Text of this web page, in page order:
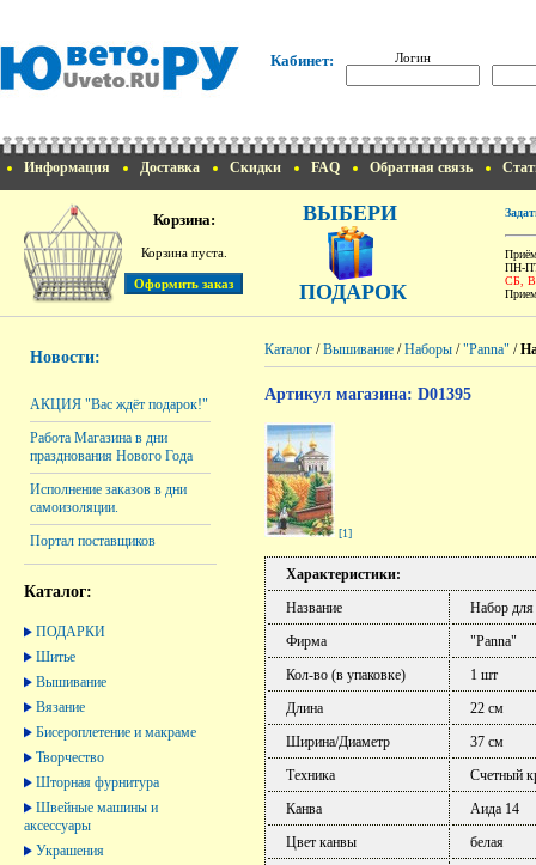
Кабинет: Логин
Информация Доставка Скидки FAQ Обратная связь
Корзина:
Корзина пуста.
ВЫБЕРИ
ПОДАРОК
ПН-
СБ,
Новости:
АКЦИЯ "Вас ждёт подарок!"
Работа Магазина в дни
празднования Нового Года
Исполнение заказов в дни
самоизоляции.
Портал поставщиков
Каталог:
ПОДАРКИ
Шитье
Вышивание
Вязание
Бисероплетение и макраме
Творчество
Шторная фурнитура
Швейные машины и
аксессуары
Украшения
Каталог /Вышивание /Наборы /"Panna" /
Артикул магазина: D01395
[1]
Характеристики:
Название
Набор
Фирма
"Panna"
Кол-во (в упаковке)
1 шт
Длина
22 см
Ширина/Диаметр
37 см
Техника
Счетный
Канва
Аида 14
Цвет канвы
белая